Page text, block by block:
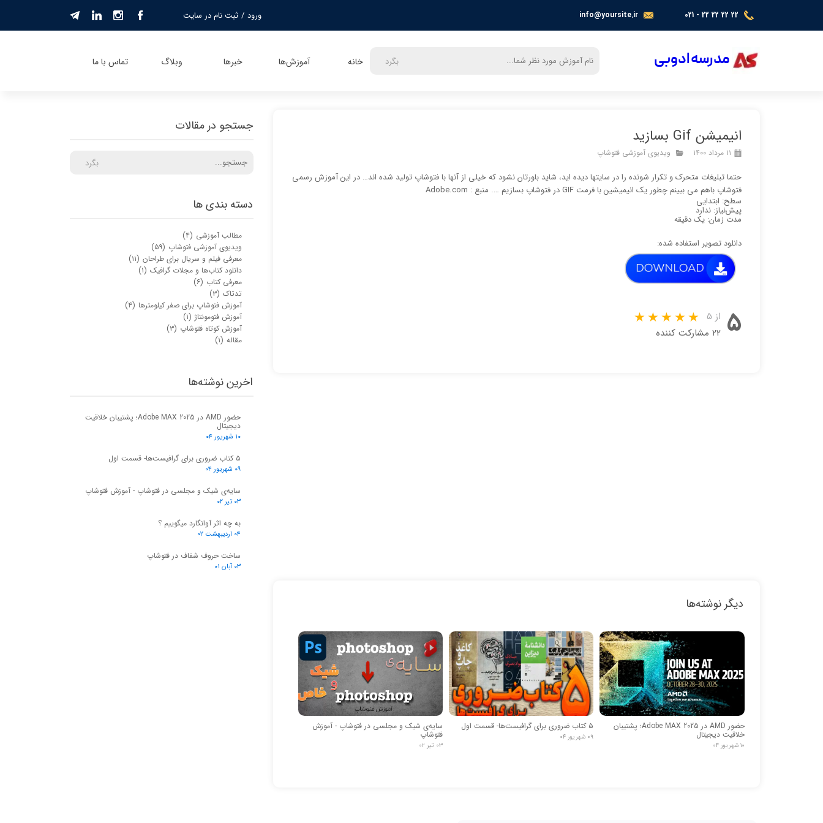
021 - 22 22 22 22
info@yoursite.ir ورود / ثبت نام در سایت
تغییر گذر واژه
کاربری
​​​مدرسه ادوبی خانه آموزش‌ها خبرها وبلاگ تماس با ما بگرد
انیمیشن Gif بسازید
۱۱ مرداد ۱۴۰۰ ویدیوی آموزشی فتوشاپ
حتما تبلیغات متحرک و تکرار شونده را در سایتها دیده اید، شاید باورتان نشود که خیلی از آنها با فتوشاپ تولید شده اند… در این آموزش رسمی
فتوشاپ باهم می ببینم چطور یک انیمیشین با فرمت GIF در فتوشاپ بسازیم …. منبع : Adobe.com
سطح: ابتدایی
پیش‌نیاز: ندارد
مدت زمان: یک دقیقه
دانلود تصویر استفاده شده:
۵ از ۵
۲۲ مشارکت کننده
دسته بندی ها
مطالب آموزشی (۴)
ویدیوی آموزشی فتوشاپ (۵۹)
معرفی فیلم و سریال برای طراحان (۱۱)
دانلود کتاب‌ها و مجلات گرافیک (۱)
معرفی کتاب (۶)
تدتاک (۳)
آموزش فتوشاپ برای صفر کیلومترها (۴)
آموزش فتومونتاژ (۱)
آموزش کوتاه فتوشاپ (۳)
مقاله (۱)
جستجو در مقالات
بگرد
اخرین نوشته‌ها
حضور AMD در Adobe MAX 2025؛ پشتیبان خلاقیت
دیجیتال
۱۰ شهریور ۰۴
۵ کتاب ضروری برای گرافیست‌ها- قسمت اول
۰۹ شهریور ۰۴
سایه‌ی شیک و مجلسی در فتوشاپ - آموزش فتوشاپ
۰۳ تیر ۰۲
به چه اثر آوانگارد میگوییم ؟
۰۴ اردیبهشت ۰۲
ساخت حروف شفاف در فتوشاپ
۰۳ آبان ۰۱
دیگر نوشته‌ها
حضور AMD در Adobe MAX 2025؛ پشتیبان
خلاقیت دیجیتال
۱۰ شهریور ۰۴
۵ کتاب ضروری برای گرافیست‌ها- قسمت اول
۰۹ شهریور ۰۴
سایه‌ی شیک و مجلسی در فتوشاپ - آموزش
فتوشاپ
۰۳ تیر ۰۲